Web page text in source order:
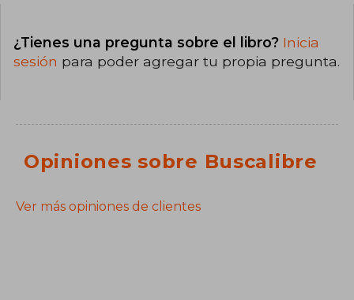
¿Tienes una pregunta sobre el libro? Inicia
sesión para poder agregar tu propia pregunta.
Opiniones sobre Buscalibre
Ver más opiniones de clientes